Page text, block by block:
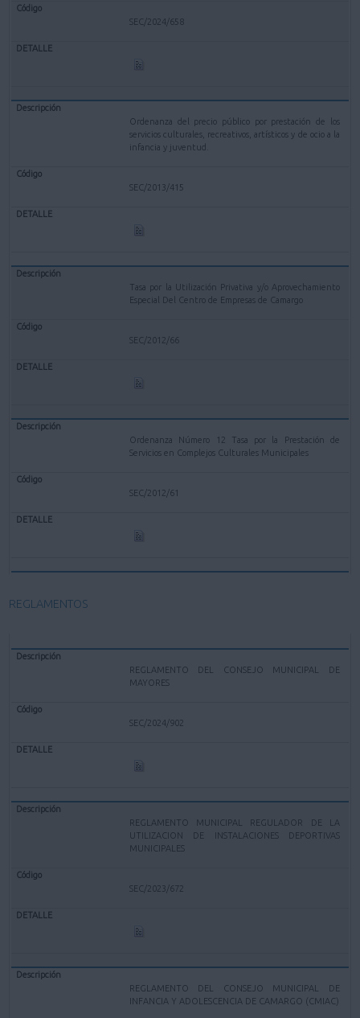
SEC/2024/658
Ordenanza del precio público por prestación de los
servicios culturales, recreativos, artísticos y de ocio a la
infancia y juventud.
SEC/2013/415
Tasa por la Utilización Privativa y/o Aprovechamiento
Especial Del Centro de Empresas de Camargo
SEC/2012/66
Ordenanza Número 12 Tasa por la Prestación de
Servicios en Complejos Culturales Municipales
SEC/2012/61
REGLAMENTOS
REGLAMENTO DEL CONSEJO MUNICIPAL DE
MAYORES
SEC/2024/902
REGLAMENTO MUNICIPAL REGULADOR DE LA
UTILIZACION DE INSTALACIONES DEPORTIVAS
MUNICIPALES
SEC/2023/672
REGLAMENTO DEL CONSEJO MUNICIPAL DE
INFANCIA Y ADOLESCENCIA DE CAMARGO (CMIAC)